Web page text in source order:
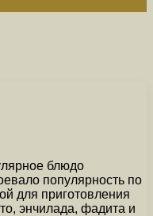
блюдо
популярность по
для приготовления
энчилада, фадита и